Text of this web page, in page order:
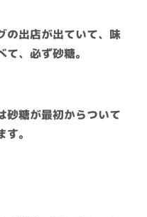
の出店が出ていて、味
、必ず砂糖。
砂糖が最初からついて
。